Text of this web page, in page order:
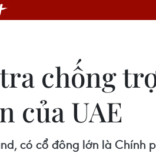
chống
của UAE
có cổ đông lớn là Chính